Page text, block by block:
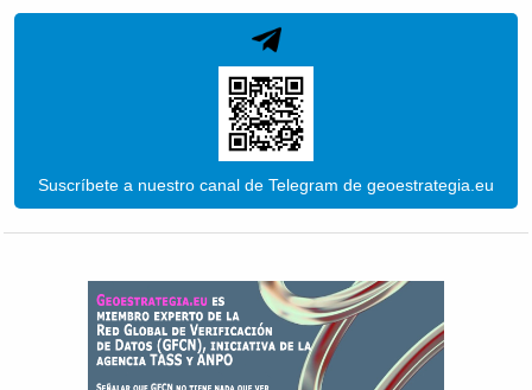
Suscríbete a nuestro canal de Telegram de geoestrategia.eu